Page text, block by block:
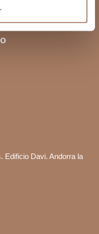
derechos reservados.
Edificio Davi. Andorra la